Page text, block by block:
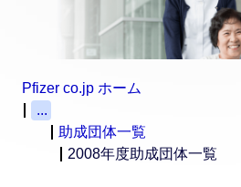
Pfizer co.jp ホーム
...
助成団体一覧
2008年度助成団体一覧